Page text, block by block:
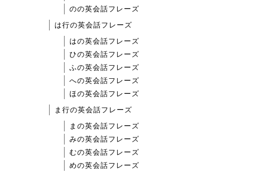
のの英会話フレーズ
は行の英会話フレーズ
はの英会話フレーズ
ひの英会話フレーズ
ふの英会話フレーズ
への英会話フレーズ
ほの英会話フレーズ
ま行の英会話フレーズ
まの英会話フレーズ
みの英会話フレーズ
むの英会話フレーズ
めの英会話フレーズ